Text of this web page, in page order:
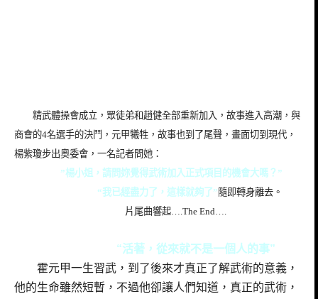
精武體操會成立，眾徒弟和趙健全部重新加入，故事進入高潮，與
商會的4名選手的決鬥，元甲犧牲，故事也到了尾聲，畫面切到現代，
楊紫瓊步出奧委會，一名記者問她：
”楊小姐，請問妳覺得武術加入正式項目的機會大嗎？”
“我已經盡力了，這樣就夠了”隨即轉身離去。
片尾曲響起….The End….
“活著，從來就不是一個人的事”
霍元甲一生習武，到了後來才真正了解武術的意義，
他的生命雖然短暫，不過他卻讓人們知道，真正的武術，